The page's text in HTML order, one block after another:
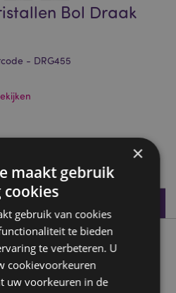
Bol Draak
- DRG455
Draak Sneeuwbol
×
maakt gebruik
cookies
gebruik van cookies
te bieden
te verbeteren. U
cookievoorkeuren
uw voorkeuren in de